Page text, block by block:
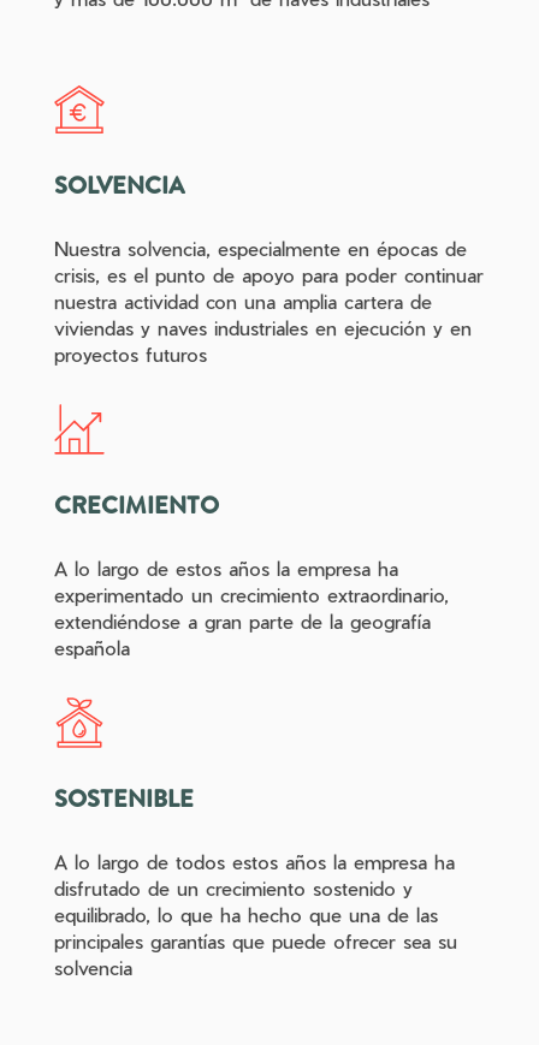
SOLVENCIA
Nuestra solvencia, especialmente en épocas de
crisis, es el punto de apoyo para poder continuar
nuestra actividad con una amplia cartera de
viviendas y naves industriales en ejecución y en
proyectos futuros
CRECIMIENTO
A lo largo de estos años la empresa ha
experimentado un crecimiento extraordinario,
extendiéndose a gran parte de la geografía
española
SOSTENIBLE
A lo largo de todos estos años la empresa ha
disfrutado de un crecimiento sostenido y
equilibrado, lo que ha hecho que una de las
principales garantías que puede ofrecer sea su
solvencia